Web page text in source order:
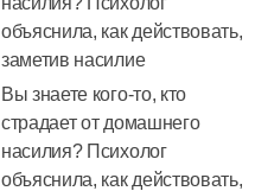
Вы знаете кого-то, кто
страдает от домашнего
насилия? Психолог
объяснила, как действовать,